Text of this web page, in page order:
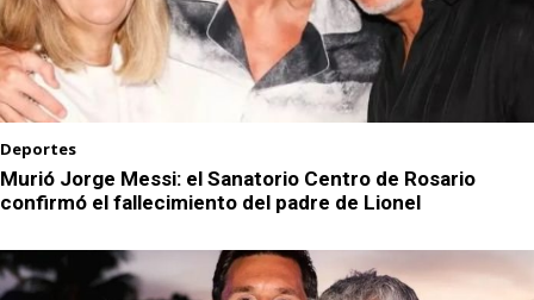
Deportes
Murió Jorge Messi: el Sanatorio Centro de Rosario
confirmó el fallecimiento del padre de Lionel